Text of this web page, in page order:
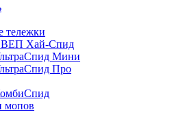
тележки
Хай-Спид
Мини
Про
мопов